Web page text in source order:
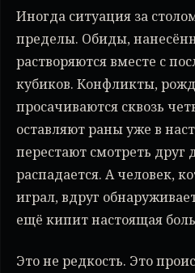
Иногда ситуация за
пределы. Обиды,
растворяются вместе с
кубиков. Конфликты,
просачиваются сквозь
оставляют раны уже в
перестают смотреть друг
распадается. А человек,
играл, вдруг
ещё кипит настоящая
Это не редкость. Это